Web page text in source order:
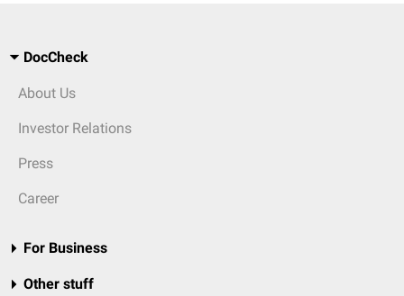
DocCheck
About Us
Investor Relations
Press
Career
For Business
Other stuff